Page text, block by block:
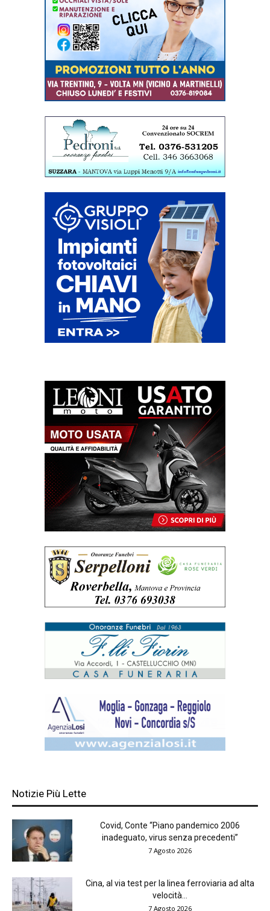
Notizie Più Lette
Covid, Conte “Piano pandemico 2006
inadeguato, virus senza precedenti”
7 Agosto 2026
Cina, al via test per la linea ferroviaria ad alta
velocità...
7 Agosto 2026